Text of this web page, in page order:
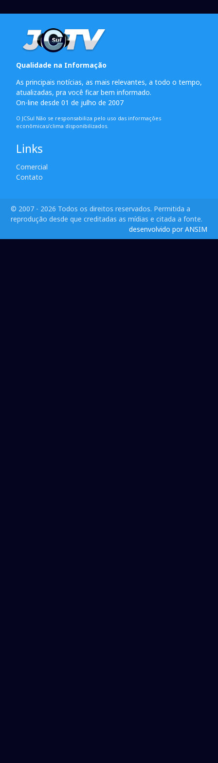
Qualidade na Informação
As principais notícias, as mais relevantes, a todo o tempo,
atualizadas, pra você ficar bem informado.
On-line desde 01 de julho de 2007
O JCSul Não se responsabiliza pelo uso das informações
econômicas/clima disponibilizados.
Links
Comercial
Contato
© 2007 - 2026 Todos os direitos reservados. Permitida a
reprodução desde que creditadas as mídias e citada a fonte.
desenvolvido por ANSIM